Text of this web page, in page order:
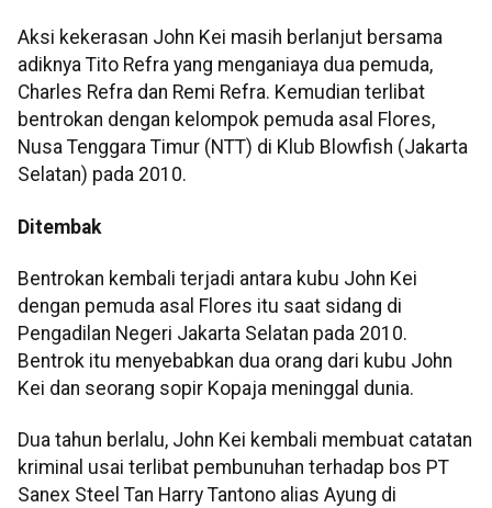
Aksi kekerasan John Kei masih berlanjut bersama
adiknya Tito Refra yang menganiaya dua pemuda,
Charles Refra dan Remi Refra. Kemudian terlibat
bentrokan dengan kelompok pemuda asal Flores,
Nusa Tenggara Timur (NTT) di Klub Blowfish (Jakarta
Selatan) pada 2010.
Ditembak
Bentrokan kembali terjadi antara kubu John Kei
dengan pemuda asal Flores itu saat sidang di
Pengadilan Negeri Jakarta Selatan pada 2010.
Bentrok itu menyebabkan dua orang dari kubu John
Kei dan seorang sopir Kopaja meninggal dunia.
Dua tahun berlalu, John Kei kembali membuat catatan
kriminal usai terlibat pembunuhan terhadap bos PT
Sanex Steel Tan Harry Tantono alias Ayung di